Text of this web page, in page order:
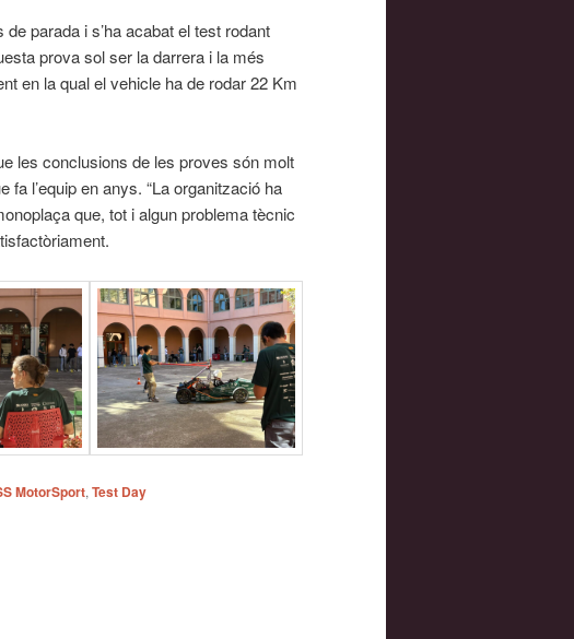
parada i s’ha acabat el test rodant
prova sol ser la darrera i la més
en la qual el vehicle ha de rodar 22 Km
les conclusions de les proves són molt
l’equip en anys. “La organització ha
que, tot i algun problema tècnic
MotorSport, Test Day